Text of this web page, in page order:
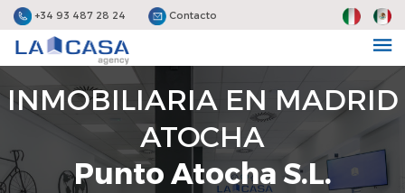
+34 93 487 28 24 Contacto
INMOBILIARIA EN MADRID
ATOCHA
Punto Atocha S.L.